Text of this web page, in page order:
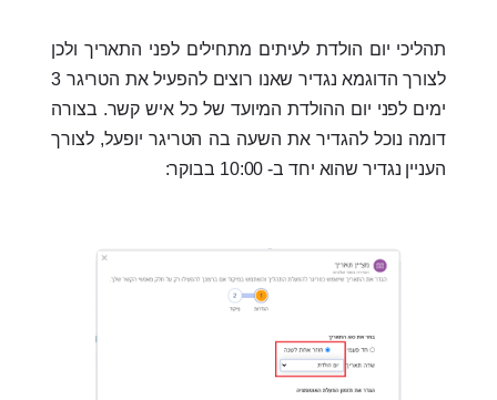
תהליכי יום הולדת לעיתים מתחילים לפני התאריך ולכן
לצורך הדוגמא נגדיר שאנו רוצים להפעיל את הטריגר 3
ימים לפני יום ההולדת המיועד של כל איש קשר. בצורה
דומה נוכל להגדיר את השעה בה הטריגר יופעל, לצורך
העניין נגדיר שהוא יחד ב- 10:00 בבוקר: